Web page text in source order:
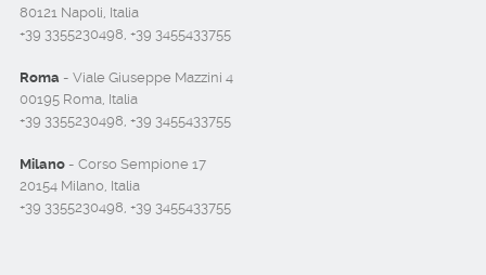
80121 Napoli, Italia
+39 3355230498, +39 3455433755
Roma - Viale Giuseppe Mazzini 4
00195 Roma, Italia
+39 3355230498, +39 3455433755
Milano - Corso Sempione 17
20154 Milano, Italia
+39 3355230498, +39 3455433755